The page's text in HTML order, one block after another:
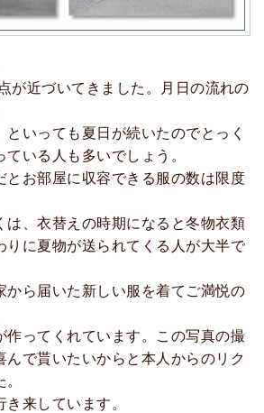
が近づいてきました。月日の流れの
といっても夏日が続いたのでとっく
いる人も多いでしょう。
とお部屋に収容できる服の数は限度
は、衣替えの時期になると冬物衣類
りに夏物が送られてくる人が大半で
から届いた新しい服を着てご満悦の
作ってくれています。この写真の撮
んで貰いたいからと本人からのリク
来しています。